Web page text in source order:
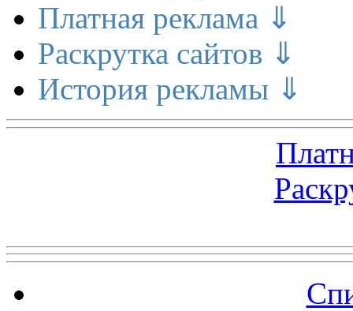
Платная реклама ⇓
Раскрутка сайтов ⇓
История рекламы ⇓